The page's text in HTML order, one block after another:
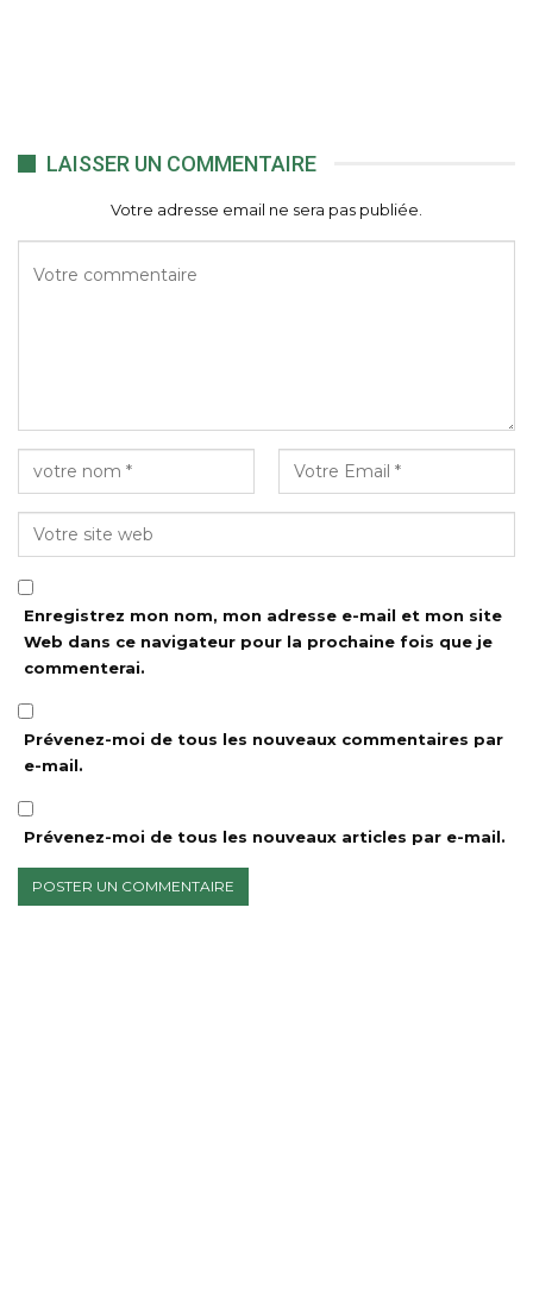
LAISSER UN COMMENTAIRE
Votre adresse email ne sera pas publiée.
Enregistrez mon nom, mon adresse e-mail et mon site
Web dans ce navigateur pour la prochaine fois que je
commenterai.
Prévenez-moi de tous les nouveaux commentaires par
e-mail.
Prévenez-moi de tous les nouveaux articles par e-mail.